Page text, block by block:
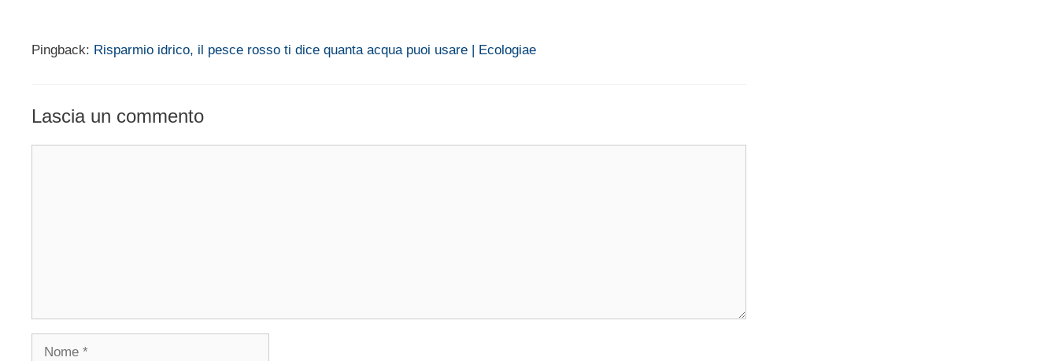
Pingback: Risparmio idrico, il pesce rosso ti dice quanta acqua puoi usare | Ecologiae
Lascia un commento